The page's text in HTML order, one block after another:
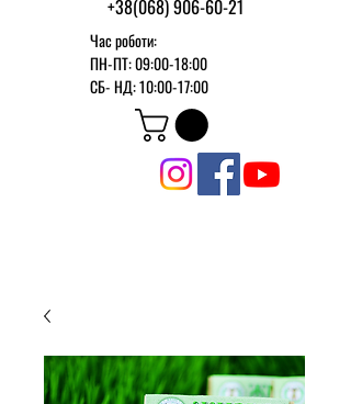
+38(068) 906-60-21
Час роботи:
ПН-ПТ: 09:00-18:00
СБ-НД: 10:00-17:00